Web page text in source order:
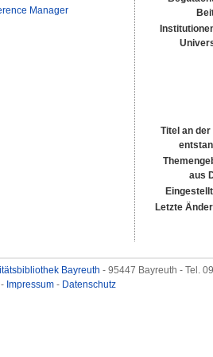
Manager
Titel an der
aus
Letzte
Bayreuth - 95447 Bayreuth - Tel.
- Impressum - Datenschutz